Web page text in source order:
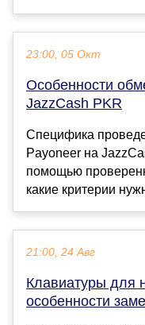
23:00, 05 Окт
Особенности
JazzCash PKR
Специфика
Payoneer на
помощью
какие критерии
21:00, 24 Авг
Клавиатуры для
особенности